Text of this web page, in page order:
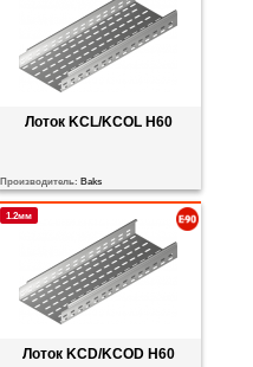
Лоток KCL/KCOL H60
Производитель: Baks
1.2мм
Лоток KCD/KCOD H60